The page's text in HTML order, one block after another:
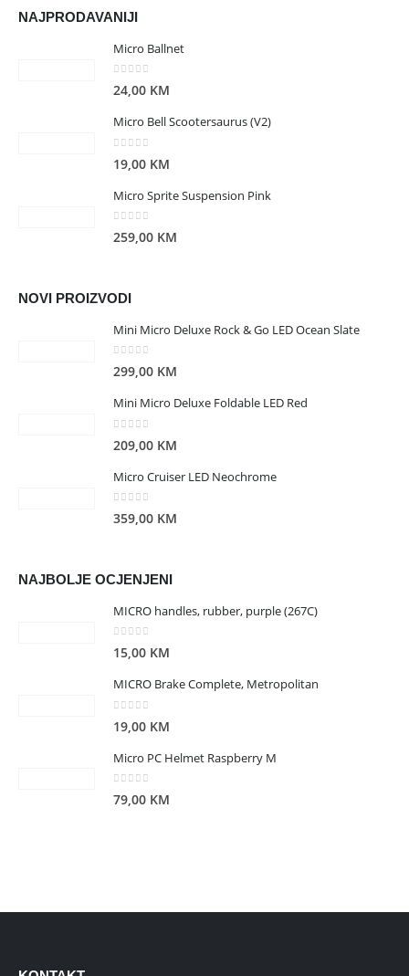
NAJPRODAVANIJI
Micro Ballnet
0 out of 5
24,00 KM
Micro Bell Scootersaurus (V2)
19,00 KM
Micro Sprite Suspension Pink
0 out of 5
259,00 KM
NOVI PROIZVODI
Mini Micro Deluxe Rock & Go LED Ocean Slate
0 out of 5
299,00 KM
Mini Micro Deluxe Foldable LED Red
209,00 KM
Micro Cruiser LED Neochrome
0out of 5
359,00 KM
NAJBOLJE OCJENJENI
MICRO handles, rubber, purple (267C)
0 out of 5
15,00 KM
MICRO Brake Complete, Metropolitan
19,00 KM
Micro PC Helmet Raspberry M
0out of 5
79,00 KM